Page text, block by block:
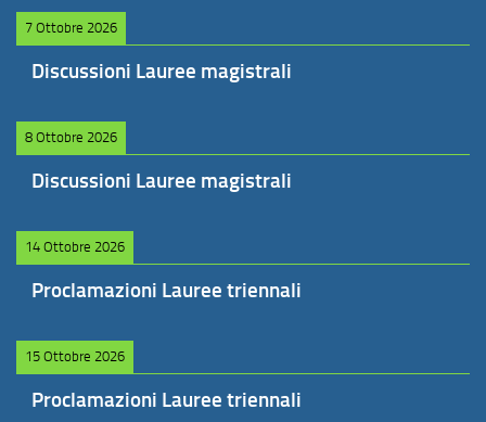
7 Ottobre 2026
Discussioni Lauree magistrali
8 Ottobre 2026
Discussioni Lauree magistrali
14 Ottobre 2026
Proclamazioni Lauree triennali
15 Ottobre 2026
Proclamazioni Lauree triennali